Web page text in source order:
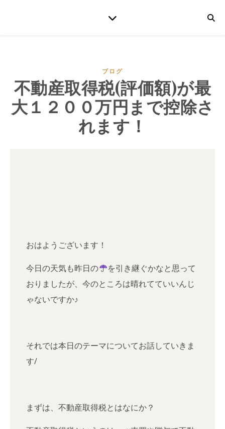
ブログ
不動産取得税(評価額)が最
大１２００万円まで控除さ
れます！
おはようございます！
今日の天気も昨日の
を引き継ぐかなと思って
おりましたが、今のところは晴れてていいんじ
ゃないですか♪
それでは本日のテーマについてお話していきま
す/
まずは、不動産取得税とはなにか？